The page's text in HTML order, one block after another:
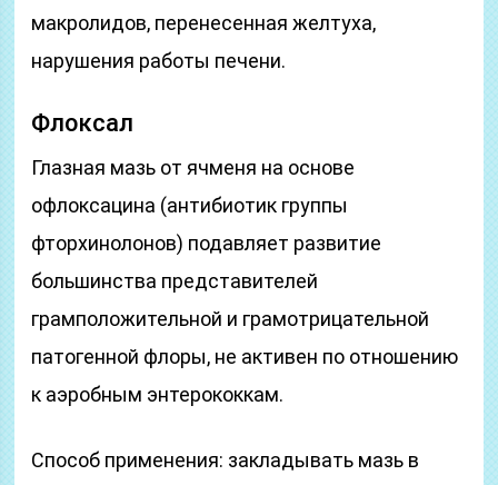
макролидов, перенесенная желтуха,
нарушения работы печени.
Флоксал
Глазная мазь от ячменя на основе
офлоксацина (антибиотик группы
фторхинолонов) подавляет развитие
большинства представителей
грамположительной и грамотрицательной
патогенной флоры, не активен по отношению
к аэробным энтерококкам.
Способ применения: закладывать мазь в